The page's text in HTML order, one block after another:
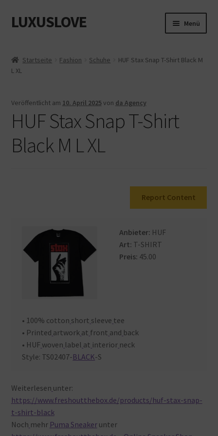
Zur
Navigation
Zum
Inhalt
LUXUSLOVE Menü
Cookie-Richtlinie (EU)
Datenschutz
Impressum
Kasse
Startseite Fashion Schuhe
HUF Stax Snap T-Shirt Black M
L XL
Veröffentlicht am 10. April 2025von da Agency
HUF Stax Snap T-Shirt
Black M L XL
Report Content
Anbieter: HUF
Art: T-SHIRT
Preis: 45.00
• 100% cotton short sleeve tee
• Printed artwork at front and back
• HUF woven label at interior neck
Style: TS02407-BLACK-S
Weiterlesen unter:
https://www.freshoutthebox.de/products/huf-stax-snap-
t-shirt-black
Noch mehr Puma Sneakerunter